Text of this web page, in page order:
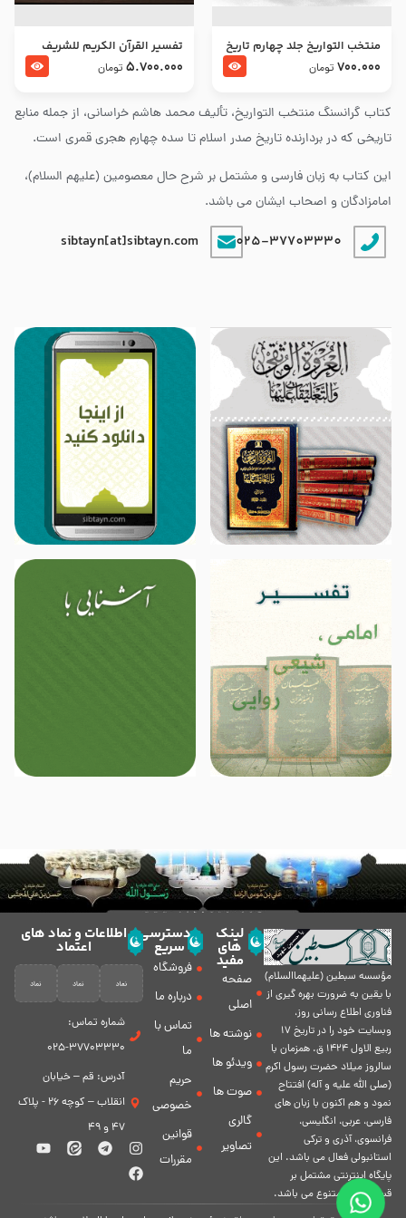
کتاب گرانسنگ منتخب التواريخ، تألیف محمد هاشم خراسانی، از جمله منابع
تاریخی که در بردارنده تاریخ صدر اسلام تا سده چهارم هجری قمری است.
این کتاب به زبان فارسی و مشتمل بر شرح حال معصومین (علیهم السلام)،
امامزادگان و اصحاب ایشان می باشد.
025-37703330
sibtayn[at]sibtayn.com
منتخب التواریخ جلد چهارم تاریخ
امام زین العابدین و امام محمد
700.000 تومان
تفسير القرآن الكريم للشريف
المرتضي قدس سرّه
5.700.000 تومان
مؤسسه سبطين (عليهماالسلام)
با يقين به ضرورت بهره گیرى از
فناورى اطلاع رسانى روز،
وبسایت خود را در تاريخ 17
ربيع الاول 1424 ق. همزمان با
سالروز ميلاد حضرت رسول اكرم
(صلی الله علیه و آله) افتتاح
نمود و هم اكنون با زبان های
فارسی، عربى، انگلیسی،
فرانسوی، آذری و ترکی
استانبولی فعال مى باشد. اين
پايگاه اينترنتى مشتمل بر
قسمت هاى متنوع مى باشد.
لینک
های
مفید
صفحه
اصلی
نوشته ها
ویدئو ها
صوت ها
گالری
تصاویر
دسترسی
سریع
فروشگاه
درباره ما
تماس با
ما
حریم
خصوصی
قوانین
مقررات
اطلاعات و نماد های
اعتماد
شماره تماس:
37703330-025
آدرس: قم – خیابان
انقلاب – کوچه 26 - پلاک
47 و 49